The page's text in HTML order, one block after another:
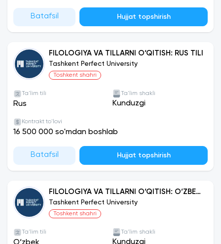
Batafsil Hujjat topshirish
FILOLOGIYA VA TILLARNI O‘QITISH: RUS TILI
Tashkent Perfect University
Toshkent shahri
Ta'lim tili
Rus
Ta'lim shakli
Kunduzgi
Kontrakt to'lovi
16 500 000 so'mdan boshlab
Batafsil Hujjat topshirish
FILOLOGIYA VA TILLARNI O‘QITISH: O‘ZBEK
TILI
Tashkent Perfect University
Toshkent shahri
Ta'lim tili Ta'lim shakli
Kunduzgi